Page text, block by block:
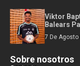
Viktor
Balears
7 De Agosto
Sobre nosotros